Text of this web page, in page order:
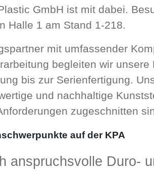
GmbH ist mit dabei.
Halle 1 am Stand 1-218.
mit umfassender
begleiten wir
bis zur Serienfertigung.
und nachhaltige
zugeschnitten
auf der KPA
anspruchsvolle Duro-